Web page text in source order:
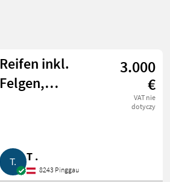
Reifen inkl.
Felgen,
3.000
€
VAT nie
dotyczy
T .
8243 Pinggau